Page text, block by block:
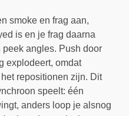
smoke en frag aan,
is en je frag daarna
angles. Push door
explodeert, omdat
repositionen zijn. Dit
speelt: één
anders loop je alsnog